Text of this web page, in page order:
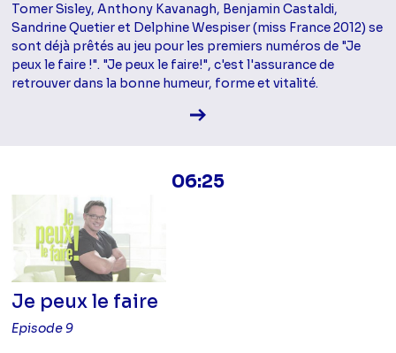
Tomer Sisley, Anthony Kavanagh, Benjamin Castaldi,
Sandrine Quetier et Delphine Wespiser (miss France 2012) se
sont déjà prêtés au jeu pour les premiers numéros de "Je
peux le faire !". "Je peux le faire!", c'est l'assurance de
retrouver dans la bonne humeur, forme et vitalité.
Voir la fiche diffusion
06:25
Je peux le faire
Episode 9